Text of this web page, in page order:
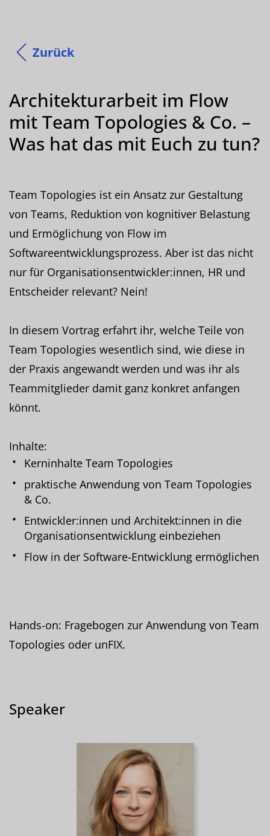
Zurück
Architekturarbeit im Flow
mit Team Topologies & Co. –
Was hat das mit Euch zu tun?
Team Topologies ist ein Ansatz zur Gestaltung
von Teams, Reduktion von kognitiver Belastung
und Ermöglichung von Flow im
Softwareentwicklungsprozess. Aber ist das nicht
nur für Organisationsentwickler:innen, HR und
Entscheider relevant? Nein!
In diesem Vortrag erfahrt ihr, welche Teile von
Team Topologies wesentlich sind, wie diese in
der Praxis angewandt werden und was ihr als
Teammitglieder damit ganz konkret anfangen
könnt.
Inhalte:
Kerninhalte Team Topologies
praktische Anwendung von Team Topologies
& Co.
Entwickler:innen und Architekt:innen in die
Organisationsentwicklung einbeziehen
Flow in der Software-Entwicklung ermöglichen
Hands-on: Fragebogen zur Anwendung von Team
Topologies oder unFIX.
Speaker